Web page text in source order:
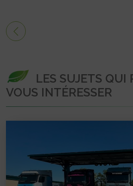
LES SUJETS QUI
VOUS INTÉRESSER